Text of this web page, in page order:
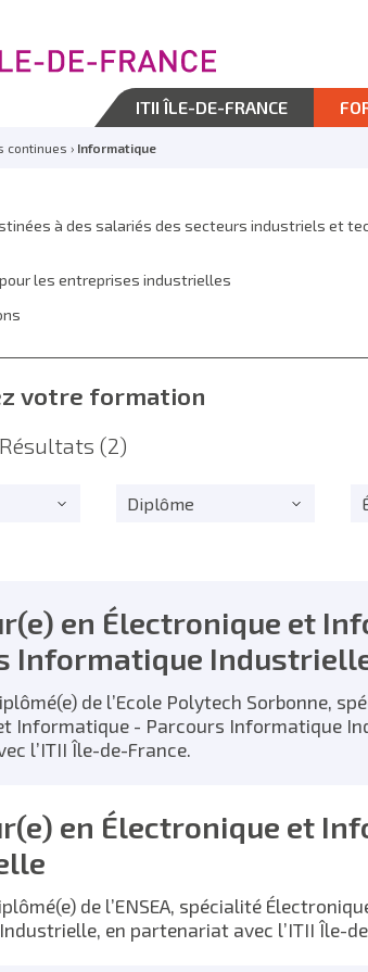
ITII ÎLE-DE-FRANCE
continues › Informatique
à des salariés des secteurs industriels et
les entreprises industrielles
votre formation
(2)
Diplôme
en Électronique et
Informatique
de l’Ecole Polytech Sorbonne,
Informatique - Parcours Informatique
l’ITII Île-de-France.
en Électronique et
de l’ENSEA, spécialité
en partenariat avec l’ITII Île-